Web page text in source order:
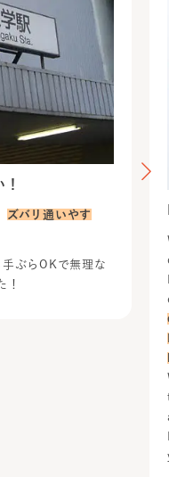
ズバリ通いやす
ぶらOKで無理な
！